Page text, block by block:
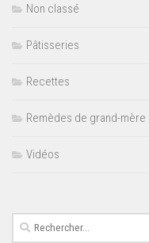
Non classé
Pâtisseries
Recettes
Remèdes de grand-mère
Vidéos
Rechercher :